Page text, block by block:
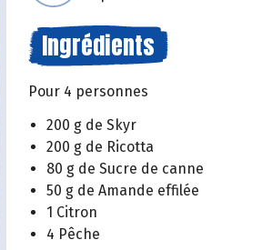
Ingrédients
Pour 4 personnes
200 g de Skyr
200 g de Ricotta
80 g de Sucre de canne
50 g de Amande effilée
1 Citron
4 Pêche